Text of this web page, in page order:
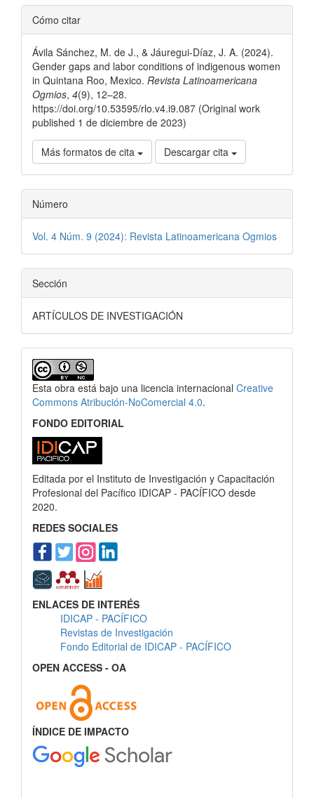
Detalles
del
artículo
Cómo citar
Ávila Sánchez, M. de J., & Jáuregui-Díaz, J. A. (2024).
Gender gaps and labor conditions of indigenous women
in Quintana Roo, Mexico. Revista Latinoamericana
Ogmios, 4(9), 12–28.
https://doi.org/10.53595/rlo.v4.i9.087 (Original work
published 1 de diciembre de 2023)
Más formatos de cita Descargar cita
Número
Vol. 4 Núm. 9 (2024): Revista Latinoamericana Ogmios
Sección
ARTÍCULOS DE INVESTIGACIÓN
Esta obra está bajo una licencia internacional Creative
Commons Atribución-NoComercial 4.0.
FONDO EDITORIAL
Editada por el Instituto de Investigación y Capacitación
Profesional del Pacífico IDICAP - PACÍFICO desde
2020.
REDES SOCIALES
ENLACES DE INTERÉS
IDICAP - PACÍFICO
Revistas de Investigación
Fondo Editorial de IDICAP - PACÍFICO
OPEN ACCESS - OA
ÍNDICE DE IMPACTO